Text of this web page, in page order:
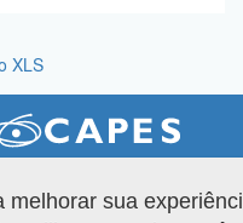
XLS
melhorar sua